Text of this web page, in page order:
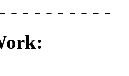
- - - - - - - - -